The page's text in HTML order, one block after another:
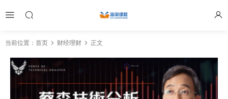
当前位置： 首页 财经理财 正文